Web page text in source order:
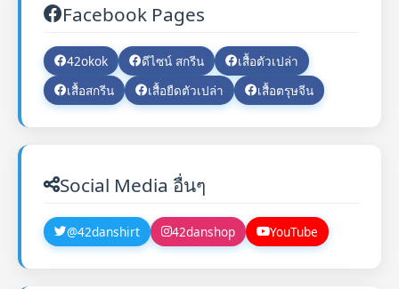
Facebook Pages
42okok ดีไซน์ สกรีน
เสื้อตัวเปล่า
เสื้อสกรีน
เสื้อยืดตัวเปล่า เสื้อตรุษจีน
Social Media อื่นๆ
@42danshirt 42danshop YouTube